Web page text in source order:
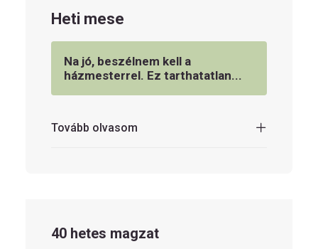
Heti mese
Na jó, beszélnem kell a
házmesterrel. Ez tarthatatlan...
Tovább olvasom
40 hetes magzat